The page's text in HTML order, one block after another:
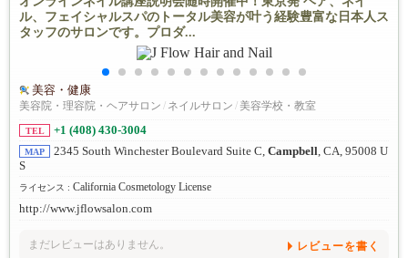
ル、フェイシャルスパのトータル美容が叶う経験豊富な日本人ス
タッフのサロンです。プロダ...
美容・健康
美容院・理容院・ヘアサロン / ネイルサロン / 美容学校・教室
TEL +1 (408) 430-3004
MAP 2345 South Winchester Boulevard Suite C, Campbell, CA, 95008 U
S
ライセンス : California Cosmetology License
http://www.jflowsalon.com
まだレビューはありません。 レビューを書く